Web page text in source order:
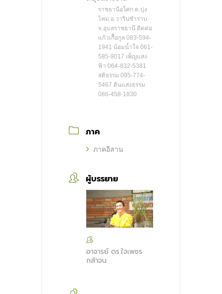
ราชธานีอโศก ต.บุ่ง
ไหม อ.วารินชำราบ
จ.อุบลราชธานี ติดต่อ
แก้วเกืัอกูล 083-594-
1941 น้อมน้ำใจ 061-
585-9017 เพ็ญแสง
ฟ้า 064-832-5381
สติธรรม 095-774-
5467 ดินแสงธรรม
086-458-1830
ภาค
ภาคอีสาน
ผู้บรรยาย
อาจารย์ ดร.ใจเพชร
กล้าจน